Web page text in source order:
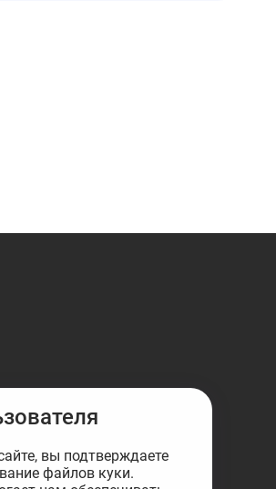
вы подтверждаете
файлов куки.